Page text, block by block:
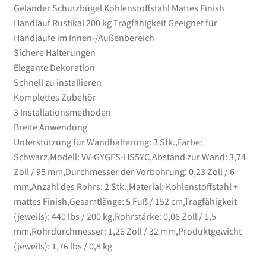
Innen-/Außenbereich
Menge
Geländer Schutzbügel Kohlenstoffstahl Mattes Finish
Handlauf Rustikal 200 kg Tragfähigkeit Geeignet für
Handläufe im Innen-/Außenbereich
Sichere Halterungen
Elegante Dekoration
Schnell zu installieren
Komplettes Zubehör
3 Installationsmethoden
Breite Anwendung
Unterstützung für Wandhalterung: 3 Stk.,Farbe:
Schwarz,Modell: VV-GYGFS-HS5YC,Abstand zur Wand: 3,74
Zoll / 95 mm,Durchmesser der Vorbohrung: 0,23 Zoll / 6
mm,Anzahl des Rohrs: 2 Stk.,Material: Kohlenstoffstahl +
mattes Finish,Gesamtlänge: 5 Fuß / 152 cm,Tragfähigkeit
(jeweils): 440 lbs / 200 kg,Rohrstärke: 0,06 Zoll / 1,5
mm,Rohrdurchmesser: 1,26 Zoll / 32 mm,Produktgewicht
(jeweils): 1,76 lbs / 0,8 kg